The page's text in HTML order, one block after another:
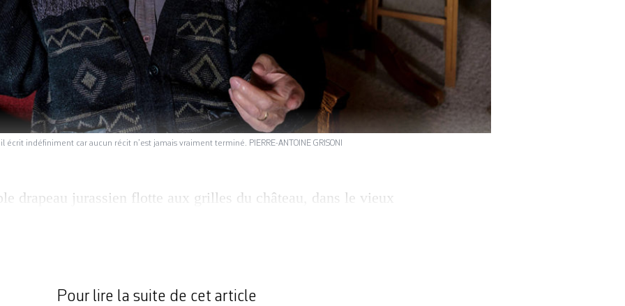
indéfiniment car aucun récit n’est jamais vraiment terminé. PIERRE-ANTOINE GRISONI
drapeau jurassien flotte aux grilles du château, dans le vieux
Pour lire la suite de cet article